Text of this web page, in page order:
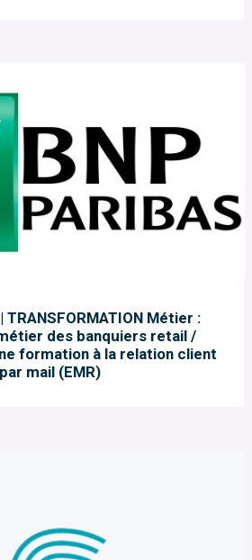
TRANSFORMATION Métier :
des banquiers retail /
formation à la relation client
par mail (EMR)